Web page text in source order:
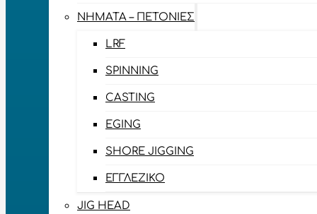
ΝΉΜΑΤΑ – ΠΕΤΟΝΙΈΣ
LRF
SPINNING
CASTING
EGING
SHORE JIGGING
ΕΓΓΛΈΖΙΚΟ
JIG HEAD